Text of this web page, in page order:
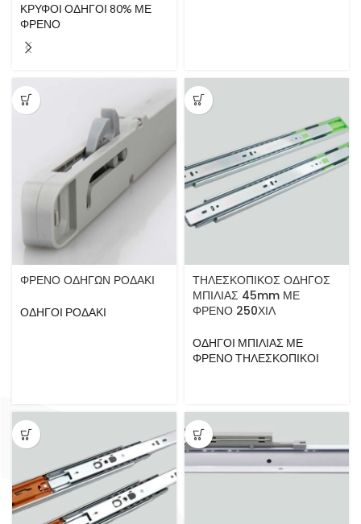
ΚΡΥΦΟΙ ΟΔΗΓΟΙ 80% ΜΕ
ΦΡΕΝΟ
ΦΡΕΝΟ ΟΔΗΓΩΝ ΡΟΔΑΚΙ
ΟΔΗΓΟΙ ΡΟΔΑΚΙ
ΤΗΛΕΣΚΟΠΙΚΟΣ ΟΔΗΓΟΣ
ΜΠΙΛΙΑΣ 45mm ΜΕ
ΦΡΕΝΟ 250ΧΙΛ
ΟΔΗΓΟΙ ΜΠΙΛΙΑΣ ΜΕ
ΦΡΕΝΟ ΤΗΛΕΣΚΟΠΙΚΟΙ